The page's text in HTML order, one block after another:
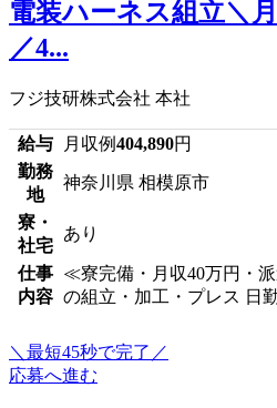
電装ハーネス組立＼
／4...
フジ技研株式会社 本社
給与 月収例404,890円
勤務
地
神奈川県 相模原市
寮・
社宅
あり
仕事
内容
≪寮完備・月収40万円・
の組立・加工・プレス 日
＼最短45秒で完了／
応募へ進む